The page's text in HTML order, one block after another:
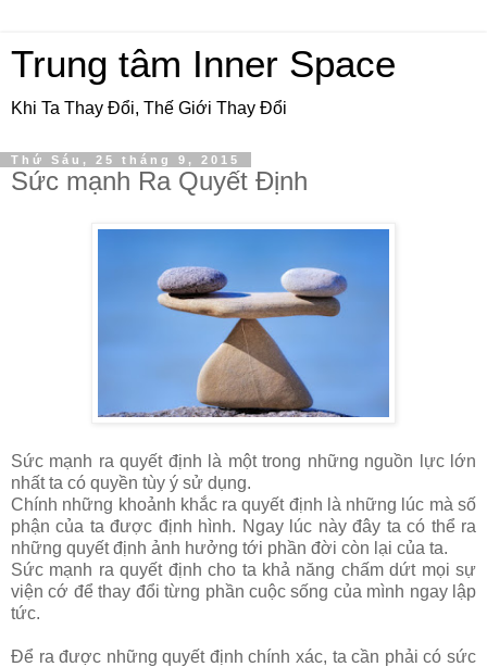
Trung tâm Inner Space
Khi Ta Thay Đổi, Thế Giới Thay Đổi
Thứ Sáu, 25 tháng 9, 2015
Sức mạnh Ra Quyết Định
Sức mạnh ra quyết định là một trong những nguồn lực lớn
nhất ta có quyền tùy ý sử dụng.
Chính những khoảnh khắc ra quyết định là những lúc mà số
phận của ta được định hình. Ngay lúc này đây ta có thể ra
những quyết định ảnh hưởng tới phần đời còn lại của ta.
Sức mạnh ra quyết định cho ta khả năng chấm dứt mọi sự
viện cớ để thay đổi từng phần cuộc sống của mình ngay lập
tức.
Để ra được những quyết định chính xác, ta cần phải có sức